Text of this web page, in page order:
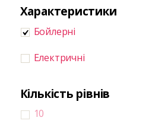
Характеристики
Бойлерні
Електричні
Кількість рівнів
10